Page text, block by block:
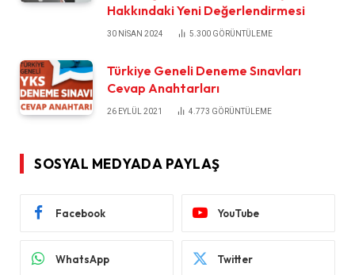
Hakkındaki Yeni Değerlendirmesi
30 NISAN 2024 5.300 GÖRÜNTÜLEME
Türkiye Geneli Deneme Sınavları
Cevap Anahtarları
26 EYLÜL 2021 4.773 GÖRÜNTÜLEME
SOSYAL MEDYADA PAYLAŞ
Facebook YouTube
WhatsApp Twitter